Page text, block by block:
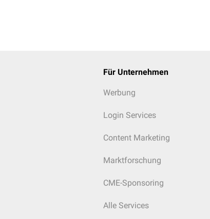
Für Unternehmen
Werbung
Login Services
Content Marketing
Marktforschung
CME-Sponsoring
Alle Services